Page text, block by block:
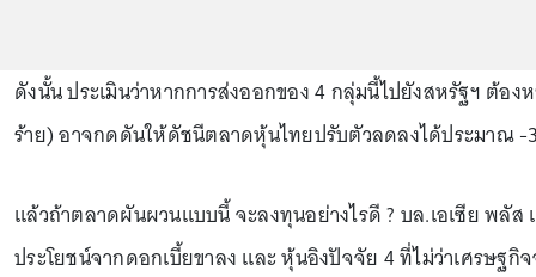
ดังนั้น ประเมินว่าหากการส่งออกของ 4 กลุ่มนี้ไปยังสหรัฐฯ ต้อ
ร้าย) อาจกดดันให้ดัชนีตลาดหุ้นไทยปรับตัวลดลงได้ประมาณ -
แล้วถ้าตลาดผันผวนแบบนี้ จะลงทุนอย่างไรดี ? บล.เอเซีย พลั
ประโยชน์จากดอกเบี้ยขาลง และ หุ้นอิงปัจจัย 4 ที่ไม่ว่าเศรษฐกิ